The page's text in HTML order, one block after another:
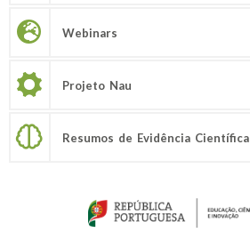
Webinars
Projeto Nau
Resumos de Evidência Científica